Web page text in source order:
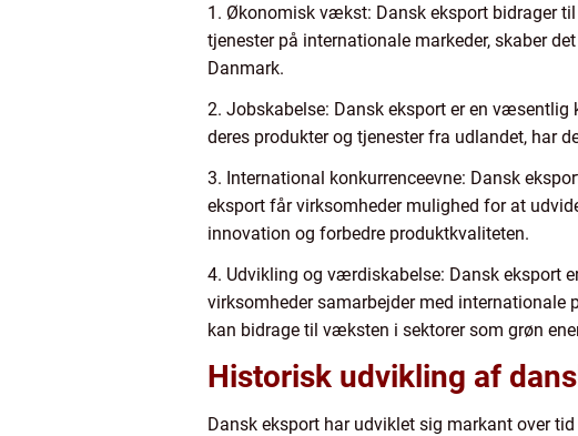
1. Økonomisk vækst: Dansk eksport bidrager
tjenester på internationale markeder, skaber
Danmark.
2. Jobskabelse: Dansk eksport er en
deres produkter og tjenester fra udlandet, har
3. International konkurrenceevne: Dansk
eksport får virksomheder mulighed for at
innovation og forbedre produktkvaliteten.
4. Udvikling og værdiskabelse: Dansk eksport
virksomheder samarbejder med internationale
kan bidrage til væksten i sektorer som grøn
Historisk udvikling af
Dansk eksport har udviklet sig markant over